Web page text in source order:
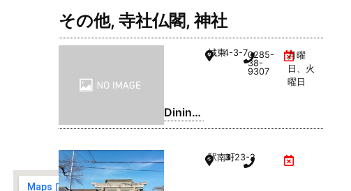
その他, 寺社仏閣,神社
Dining
Bar
城東4-3-70285-
38-
9307
月曜
日、火
曜日
駅南町3-23-2